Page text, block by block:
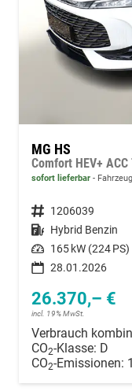
MG HS
Comfort HEV+
sofort lieferbar
Fahrzeugnummer 1206039
Kraftstoff Hybrid Benzin
Leistung 165 kW (224 PS)
28.01.2026
26.370,– €
incl. 19% MwSt.
Verbrauch
CO2-Klasse: D
CO2-Emissionen: